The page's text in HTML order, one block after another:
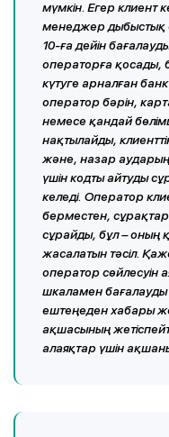
мүмкін. Егер клиент
менеджер дыбыстық
10-ға дейін
операторға қосады,
күтуге арналған
оператор бәрін,
немесе қандай
нақтылайды,
және, назар
үшін кодты айтуды
келеді. Оператор
берместен,
сұрайды, бұл – оның
жасалатын тәсіл.
оператор сөйлесуін
шкаламен бағалауды
ештеңеден хабары
ақшасының
алаяқтар үшін